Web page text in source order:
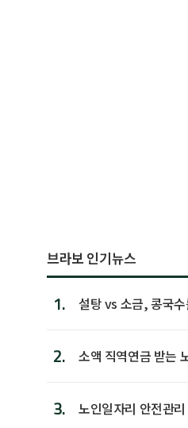
브라보 인기뉴스
1. 설탕 vs 소금, 콩국
2.
소액 직역연금 받는
3.
노인일자리 안전관